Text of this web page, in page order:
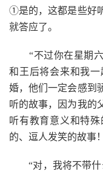
①是的，这都是些好
就答应了。
“不过你在星期六
和王后将会来和我
婚，他们一定会感到
听的故事，因为我的
听有教育意义和特
的、逗人发笑的故事
“对，我将不带什